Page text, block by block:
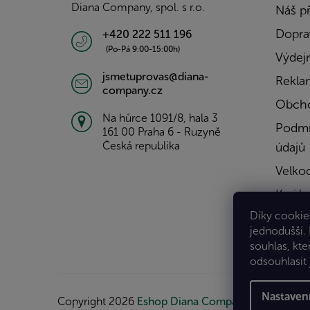
Díky
jednodušší.
souhlas,
odsouhlasit
Diana Company, spol. s r.o.
+420 222 511 196
(Po-Pá 9:00-15:00h)
jsmetuprovas@diana-
company.cz
Na hůrce 1091/8, hala 3
161 00 Praha 6 - Ruzyně
Česká republika
Náš
údajů
Copyright 2026 Eshop Diana Company, spol. s r.o..